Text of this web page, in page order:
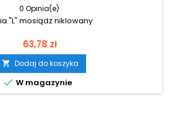
0 Opinia(e)
"L" mosiądz niklowany
Cena
63,78 zł
 Dodaj do koszyka
 W magazynie